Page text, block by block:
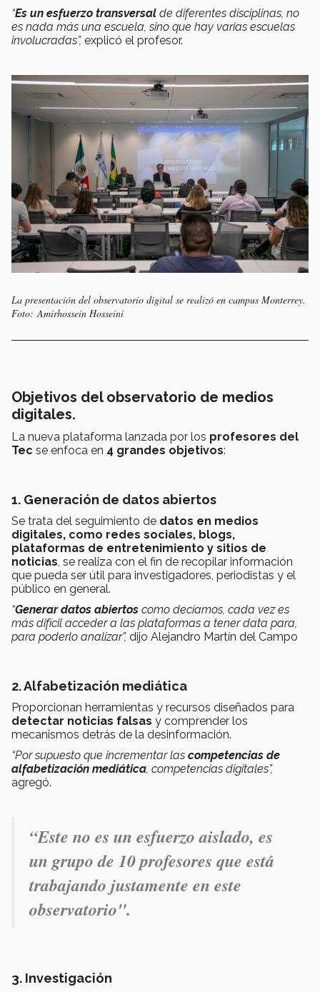
“Es un esfuerzo transversal de diferentes disciplinas, no
es nada más una escuela, sino que hay varias escuelas
involucradas”, explicó el profesor.
La presentación del observatorio digital se realizó en campus Monterrey.
Foto: Amirhossein Hosseini
Objetivos del observatorio de medios
digitales.
La nueva plataforma lanzada por los profesores del
Tec se enfoca en 4 grandes objetivos:
1. Generación de datos abiertos
Se trata del seguimiento de datos en medios
digitales, como redes sociales, blogs,
plataformas de entretenimiento y sitios de
noticias, se realiza con el fin de recopilar información
que pueda ser útil para investigadores, periodistas y el
público en general.
“Generar datos abiertos como decíamos, cada vez es
más difícil acceder a las plataformas a tener data para,
para poderlo analizar”, dijo Alejandro Martín del Campo
2. Alfabetización mediática
Proporcionan herramientas y recursos diseñados para
detectar noticias falsas y comprender los
mecanismos detrás de la desinformación.
“Por supuesto que incrementar las competencias de
alfabetización mediática, competencias digitales”,
agregó.
“Este no es un esfuerzo aislado, es
un grupo de 10 profesores que está
trabajando justamente en este
observatorio".
3. Investigación